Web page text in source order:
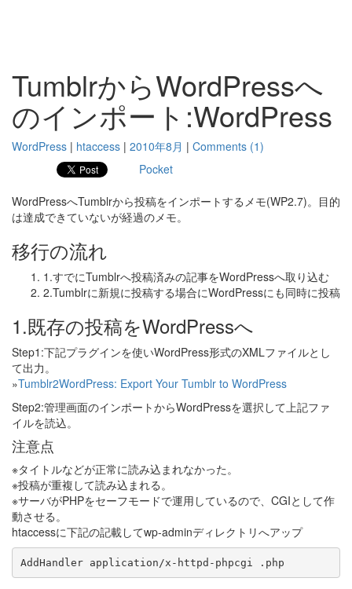
TumblrからWordPressへ
のインポート:WordPress
WordPress | htaccess | 2010年8月 | Comments (1)
Pocket
WordPressへTumblrから投稿をインポートするメモ(WP2.7)。目的
は達成できていないが経過のメモ。
移行の流れ
1.すでにTumblrへ投稿済みの記事をWordPressへ取り込む
2.Tumblrに新規に投稿する場合にWordPressにも同時に投稿
1.既存の投稿をWordPressへ
Step1:下記プラグインを使いWordPress形式のXMLファイルとし
て出力。
»Tumblr2WordPress: Export Your Tumblr to WordPress
Step2:管理画面のインポートからWordPressを選択して上記ファ
イルを読込。
注意点
※タイトルなどが正常に読み込まれなかった。
※投稿が重複して読み込まれる。
※サーバがPHPをセーフモードで運用しているので、CGIとして作
動させる。
htaccessに下記の記載してwp-adminディレクトリへアップ
AddHandler application/x-httpd-phpcgi .php